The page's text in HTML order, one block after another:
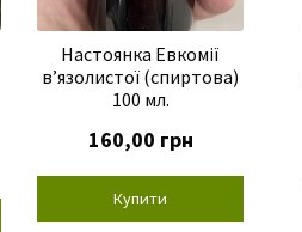
Настоянка Евкомії
в’язолистої (спиртова)
100 мл.
160,00 грн
Купити